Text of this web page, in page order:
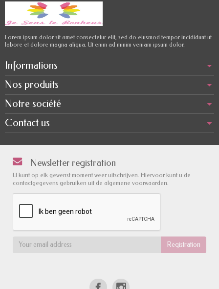
Lorem ipsum dolor sit amet consectetur elit, sed do eiusmod tempor incididunt ut
labore et dolore magna aliqua. Ut enim ad minim veniam ipsum dolor.
Informations
Nos produits
Notre société
Contact us
Newsletter registration
U kunt op elk gewenst moment weer uitschrijven. Hiervoor kunt u de
contactgegevens gebruiken uit de algemene voorwaarden.